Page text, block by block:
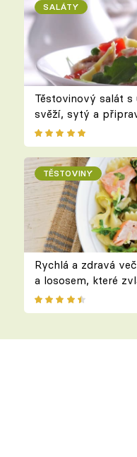
SALÁTY
Těstovinový salát s
svěží, sytý a
TĚSTOVINY
Rychlá a zdravá
a lososem, které